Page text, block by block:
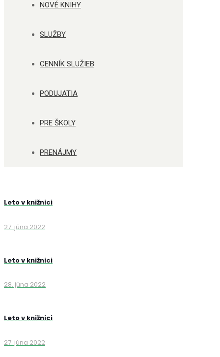
NOVÉ KNIHY
SLUŽBY
CENNÍK SLUŽIEB
PODUJATIA
PRE ŠKOLY
PRENÁJMY
Leto v knižnici
27. júna 2022
Leto v knižnici
28. júna 2022
Leto v knižnici
27. júna 2022